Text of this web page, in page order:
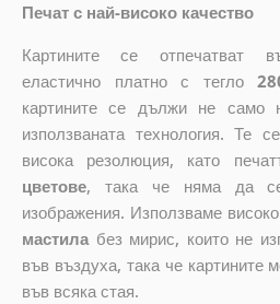
Печат с най-високо качество
Картините се отпечатват
еластично платно с тегло
картините се дължи не само
използваната технология. Те
висока резолюция, като
цветове, така че няма да
изображения. Използваме
мастилабез мирис, които не
във въздуха, така че картините
във всяка стая.